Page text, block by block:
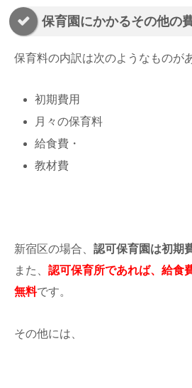
保育園にかかるその他の
保育料の内訳は次のようなものが
初期費用
月々の保育料
給食費・
教材費
新宿区の場合、 認可保育園は初期
また、 認可保育所であれば、給食
無料です。
その他には、